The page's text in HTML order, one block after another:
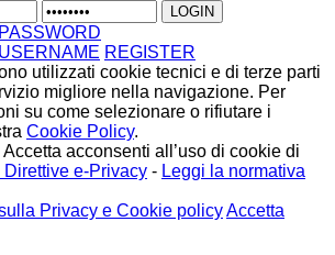
REGISTER
utilizzati cookie tecnici e di terze parti
migliore nella navigazione. Per
su come selezionare o rifiutare i
Cookie Policy.
acconsenti all’uso di cookie di
Direttive e-Privacy - Leggi la normativa
Privacy e Cookie policyAccetta